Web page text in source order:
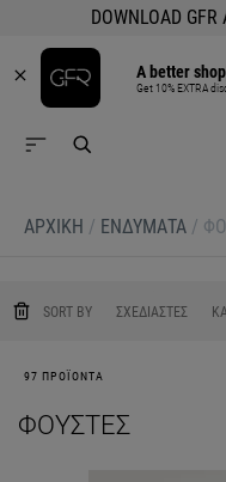
DOWNLOAD GFR
A better
Get 10% EXTRA
ΑΡΧΙΚΉ / ΕΝΔΥΜΑΤΑ /
SORT BY ΣΧΕΔΙΑΣΤΕΣ
97 ΠΡΟΪΟΝΤΑ
ΦΟΥΣΤΕΣ